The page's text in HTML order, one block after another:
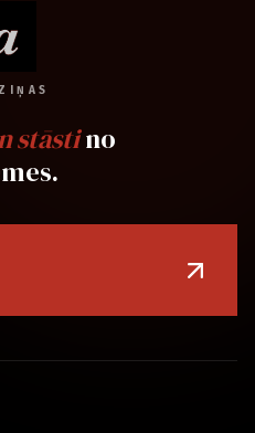
stāstino